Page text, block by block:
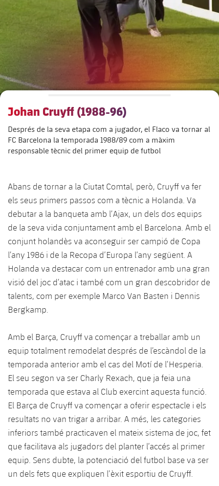
Estructura executiva
chevron-right
label.aria.chevronright
Òrgans
chevron-right
label.aria.chevronright
Documents
Comissions i òrgans
chevron-right
label.aria.chevronright
Més que un club
Masia 360
plusicon
més
Dècada a dècada
Presidents
Entrenadors
Centre de documentació
plusicon
més
Spotify Camp Nou
Estadi Johan Cruyff
Barça Cafe
Ciutat Esportiva
La Masia
plusicon
més
Serveis
Serveis Mèdics
Accessibilitat
plusicon
més
Acreditacions
Instal·lacions
Calendari
Resultats
Classificació
Jugadores
Palmarès
Fotos
Actualitat
Calendari
Entrades
Resultats
Classificació
Jugadors
Història
Barça Legends
Contacte
Partits
Notícies
Sobre Nosaltres
Formatiu masculí
Fotos
Juvenil A
Juvenil B
SUB15
SUB14
SUB13
SUB11 A
SUB11 B
SUB10 A
SUB10 B
SUB9 A
SUB9 B
SUB8 A
SUB8 B
Formatiu femení
Fotos
Femení B
Juvenil
SUB14 B
SUB13 B
SUB12 C
SUB11 C
Campus Estiu
PLUSICON
MÉS
Actualitat
Calendari
Entrades
Gameday Shows
Resultats
Jugadors
Fotos
Història
Palmarès
Base
plusicon
més
Base
Barça Atlètic
Junior
Cadet A
Infantil A
Infantil B
Mini
Campus Estiu
PLUSICON
MÉS
Primer Equip
plusicon
més
Actualitat
Entrades
Classificació
Jugadors
Fotos
Història
Barça Atlètic
Calendari
Resultats
Classificació
Jugadors
Fotos
plusicon
més
Actualitat
Juvenil
Cadet A
Cadet B
Infantil A
Infantil B
PLUSICON
MÉS
Primer equip
Actualitat
Calendari
Entrades
Resultats
Barça Atlètic
Actualitat
Calendari
Base
Actualitat
Campus Verano
Johan Cruyff (1988-96)
Després de la seva etapa com a jugador, el Flaco va tornar al
FC Barcelona la temporada 1988/89 com a màxim
responsable tècnic del primer equip de futbol
Abans de tornar a la Ciutat Comtal, però, Cruyff va fer
els seus primers passos com a tècnic a Holanda. Va
debutar a la banqueta amb l’Ajax, un dels dos equips
de la seva vida conjuntament amb el Barcelona. Amb el
conjunt holandès va aconseguir ser campió de Copa
l’any 1986 i de la Recopa d’Europa l’any següent. A
Holanda va destacar com un entrenador amb una gran
visió del joc d’atac i també com un gran descobridor de
talents, com per exemple Marco Van Basten i Dennis
Bergkamp.
Amb el Barça, Cruyff va començar a treballar amb un
equip totalment remodelat després de l’escàndol de la
temporada anterior amb el cas del Motí de l’Hesperia.
El seu segon va ser Charly Rexach, que ja feia una
temporada que estava al Club exercint aquesta funció.
El Barça de Cruyff va començar a oferir espectacle i els
resultats no van trigar a arribar. A més, les categories
inferiors també practicaven el mateix sistema de joc, fet
que facilitava als jugadors del planter l’accés al primer
equip. Sens dubte, la potenciació del futbol base va ser
un dels fets que expliquen l’èxit esportiu de Cruyff.